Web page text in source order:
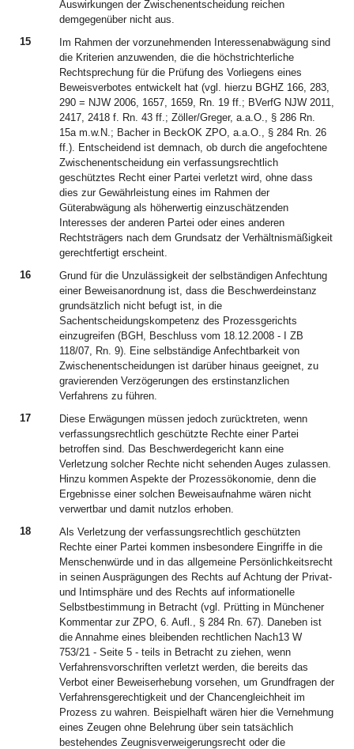
Auswirkungen der Zwischenentscheidung reichen
demgegenüber nicht aus.
15
Im Rahmen der vorzunehmenden Interessenabwägung sind
die Kriterien anzuwenden, die die höchstrichterliche
Rechtsprechung für die Prüfung des Vorliegens eines
Beweisverbotes entwickelt hat (vgl. hierzu BGHZ 166, 283,
290 = NJW 2006, 1657, 1659, Rn. 19 ff.; BVerfG NJW 2011,
2417, 2418 f. Rn. 43 ff.; Zöller/Greger, a.a.O., § 286 Rn.
15a m.w.N.; Bacher in BeckOK ZPO, a.a.O., § 284 Rn. 26
ff.). Entscheidend ist demnach, ob durch die angefochtene
Zwischenentscheidung ein verfassungsrechtlich
geschütztes Recht einer Partei verletzt wird, ohne dass
dies zur Gewährleistung eines im Rahmen der
Güterabwägung als höherwertig einzuschätzenden
Interesses der anderen Partei oder eines anderen
Rechtsträgers nach dem Grundsatz der Verhältnismäßigkeit
gerechtfertigt erscheint.
16
Grund für die Unzulässigkeit der selbständigen Anfechtung
einer Beweisanordnung ist, dass die Beschwerdeinstanz
grundsätzlich nicht befugt ist, in die
Sachentscheidungskompetenz des Prozessgerichts
einzugreifen (BGH, Beschluss vom 18.12.2008 - I ZB
118/07, Rn. 9). Eine selbständige Anfechtbarkeit von
Zwischenentscheidungen ist darüber hinaus geeignet, zu
gravierenden Verzögerungen des erstinstanzlichen
Verfahrens zu führen.
17
Diese Erwägungen müssen jedoch zurücktreten, wenn
verfassungsrechtlich geschützte Rechte einer Partei
betroffen sind. Das Beschwerdegericht kann eine
Verletzung solcher Rechte nicht sehenden Auges zulassen.
Hinzu kommen Aspekte der Prozessökonomie, denn die
Ergebnisse einer solchen Beweisaufnahme wären nicht
verwertbar und damit nutzlos erhoben.
18
Als Verletzung der verfassungsrechtlich geschützten
Rechte einer Partei kommen insbesondere Eingriffe in die
Menschenwürde und in das allgemeine Persönlichkeitsrecht
in seinen Ausprägungen des Rechts auf Achtung der Privat-
und Intimsphäre und des Rechts auf informationelle
Selbstbestimmung in Betracht (vgl. Prütting in Münchener
Kommentar zur ZPO, 6. Aufl., § 284 Rn. 67). Daneben ist
die Annahme eines bleibenden rechtlichen Nach13 W
753/21 - Seite 5 - teils in Betracht zu ziehen, wenn
Verfahrensvorschriften verletzt werden, die bereits das
Verbot einer Beweiserhebung vorsehen, um Grundfragen der
Verfahrensgerechtigkeit und der Chancengleichheit im
Prozess zu wahren. Beispielhaft wären hier die Vernehmung
eines Zeugen ohne Belehrung über sein tatsächlich
bestehendes Zeugnisverweigerungsrecht oder die